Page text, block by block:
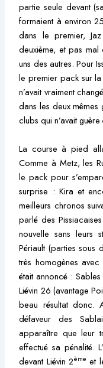
partie seule devant
formaient à environ
dans le premier,
deuxième, et pas
uns des autres. Pour
le premier pack sur la
n’avait vraiment
dans les deux
clubs qui n’avait guère
La course à pied
Comme à Metz, les
le pack pour
surprise : Kira et
meilleurs chronos
parlé des
nouvelle sans leurs
Périault (parties sous
très homogènes
était annoncé :
Liévin 26 (avantage
beau résultat donc.
défaveur des
apparaître que leur
effectué sa pénalité.
devant Liévin 2ème et